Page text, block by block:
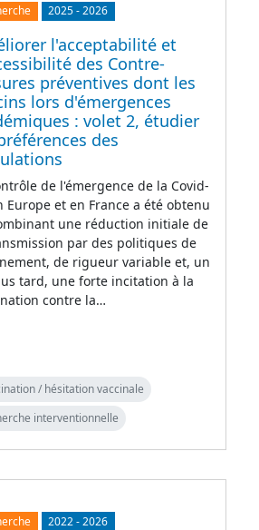
2025-2026
l'acceptabilité et
des Contre-
préventives dont les
lors d'émergences
: volet 2, étudier
des
de l'émergence de la Covid-
Europe et en France a été obtenu
une réduction initiale de
par des politiques de
de rigueur variable et, un
tard, une forte incitation à la
contre la…
/ hésitation vaccinale
interventionnelle
2022-2026